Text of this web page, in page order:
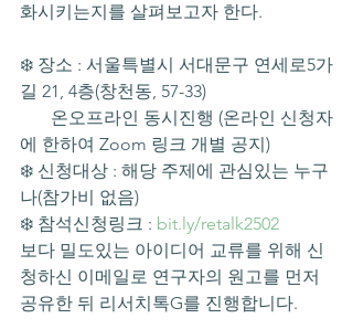
화시키는지를 살펴보고자 한다.
❄️ 장소 : 서울특별시 서대문구 연세로5가
길 21, 4층(창천동, 57-33)
온오프라인 동시진행 (온라인 신청자
에 한하여 Zoom 링크 개별 공지)
❄️ 신청대상 : 해당 주제에 관심있는 누구
나(참가비 없음)
❄️ 참석신청링크 : bit.ly/retalk2502
보다 밀도있는 아이디어 교류를 위해 신
청하신 이메일로 연구자의 원고를 먼저
공유한 뒤 리서치톡G를 진행합니다.